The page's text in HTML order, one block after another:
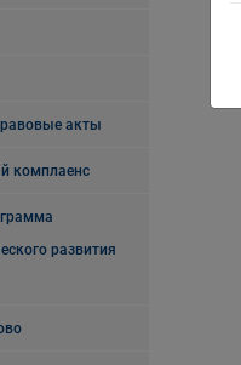
акты
комплаенс
развития